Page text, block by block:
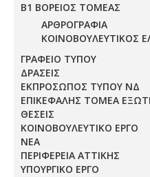
Β1 ΒΟΡΕΙΟΣ ΤΟΜΕΑΣ
ΑΡΘΡΟΓΡΑΦΙΑ
ΚΟΙΝΟΒΟΥΛΕΥΤΙΚΟΣ
ΓΡΑΦΕΙΟ ΤΥΠΟΥ
ΔΡΑΣΕΙΣ
ΕΚΠΡΟΣΩΠΟΣ ΤΥΠΟΥ ΝΔ
ΕΠΙΚΕΦΑΛΗΣ ΤΟΜΕΑ
ΘΕΣΕΙΣ
ΚΟΙΝΟΒΟΥΛΕΥΤΙΚΟ ΕΡΓΟ
ΝΕΑ
ΠΕΡΙΦΕΡΕΙΑ ΑΤΤΙΚΗΣ
ΥΠΟΥΡΓΙΚΟ ΕΡΓΟ